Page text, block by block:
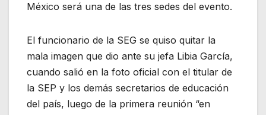
México será una de las tres sedes del evento.
El funcionario de la SEG se quiso quitar la
mala imagen que dio ante su jefa Libia García,
cuando salió en la foto oficial con el titular de
la SEP y los demás secretarios de educación
del país, luego de la primera reunión “en